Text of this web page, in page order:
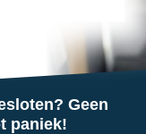
Geen
paniek!